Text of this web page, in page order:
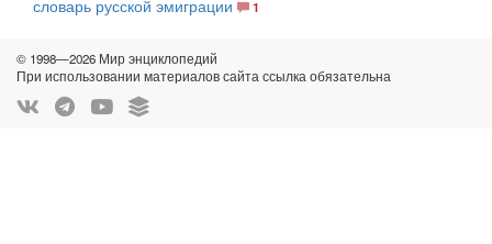
словарь русской эмиграции
1
© 1998—2026 Мир энциклопедий
При использовании материалов сайта ссылка обязательна